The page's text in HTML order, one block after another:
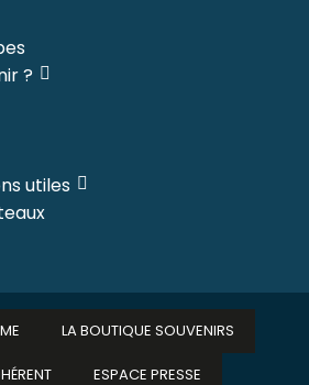
?
utiles
LA BOUTIQUE SOUVENIRS
ESPACE PRESSE